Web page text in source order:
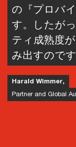
の『プロバ
す。したが
ティ成熟度
み出すのです
Harald Wimmer,
Partner and Global